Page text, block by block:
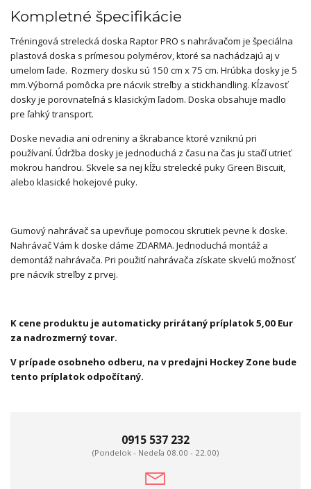
Kompletné špecifikácie
Tréningová strelecká doska Raptor PRO s nahrávačom je špeciálna
plastová doska s prímesou polymérov, ktoré sa nachádzajú aj v
umelom ľade. Rozmery dosku sú 150 cm x 75 cm. Hrúbka dosky je 5
mm.Výborná pomôcka pre nácvik streľby a stickhandling. Kĺzavosť
dosky je porovnateľná s klasickým ľadom. Doska obsahuje madlo
pre ľahký transport.
Doske nevadia ani odreniny a škrabance ktoré vzniknú pri
používaní. Údržba dosky je jednoduchá z času na čas ju stačí utrieť
mokrou handrou. Skvele sa nej kĺžu strelecké puky Green Biscuit,
alebo klasické hokejové puky.
Gumový nahrávač sa upevňuje pomocou skrutiek pevne k doske.
Nahrávač Vám k doske dáme ZDARMA. Jednoduchá montáž a
demontáž nahrávača. Pri použití nahrávača získate skvelú možnosť
pre nácvik streľby z prvej.
K cene produktu je automaticky prirátaný príplatok 5,00 Eur
za nadrozmerný tovar.
V prípade osobneho odberu, na v predajni Hockey Zone bude
tento príplatok odpočítaný.
0915 537 232
(Pondelok - Nedeľa 08.00 - 22.00)